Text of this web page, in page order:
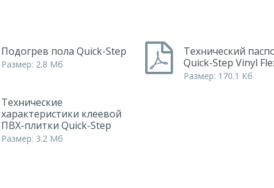
Подогрев пола Quick-Step
Размер: 2.8 Мб
Технический
Quick-Step Vinyl
Размер: 170.1 Кб
Технические
характеристики клеевой
ПВХ-плитки Quick-Step
Размер: 3.2 Мб